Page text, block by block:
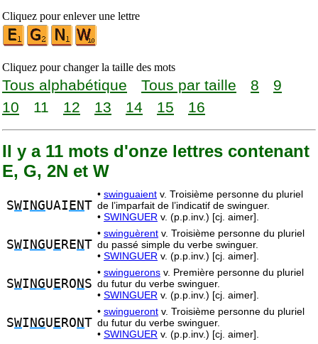
Cliquez pour enlever une lettre
Cliquez pour changer la taille des mots
Tous alphabétique Tous par taille 8
9
10
11 12 13 14 15 16
Il y a 11 mots d'onze lettres contenant
E, G, 2N et W
SWI NGUAI ENT
• swinguaient v. Troisième personne du pluriel
de l’imparfait de l’indicatif de swinguer.
• SWINGUER v. (p.p.inv.) [cj. aimer].
SWI NGU E RE NT
• swinguèrent v. Troisième personne du pluriel
du passé simple du verbe swinguer.
• SWINGUER v. (p.p.inv.) [cj. aimer].
SWI NGU E RO N S
• swinguerons v. Première personne du pluriel
du futur du verbe swinguer.
• SWINGUER v. (p.p.inv.) [cj. aimer].
SWI NGU E RO NT
• swingueront v. Troisième personne du pluriel
du futur du verbe swinguer.
• SWINGUER v. (p.p.inv.) [cj. aimer].